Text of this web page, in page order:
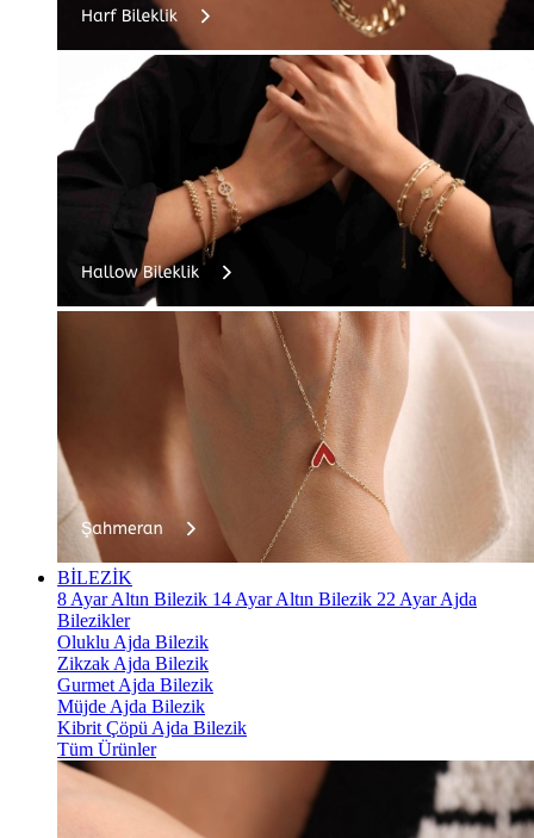
BİLEZİK
8 Ayar Altın Bilezik 14 Ayar Altın Bilezik 22 Ayar Ajda
Bilezikler
Oluklu Ajda Bilezik
Zikzak Ajda Bilezik
Gurmet Ajda Bilezik
Müjde Ajda Bilezik
Kibrit Çöpü Ajda Bilezik
Tüm Ürünler